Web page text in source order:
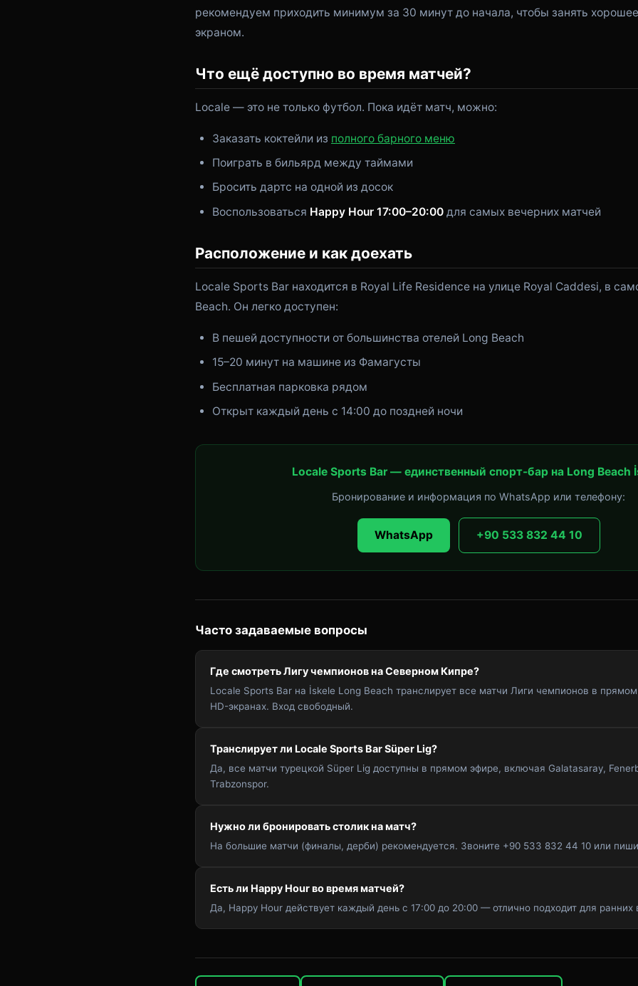
рекомендуем приходить минимум за 30 минут до начала, чтобы занять
экраном.
Что ещё доступно во время матчей?
Locale — это не только футбол. Пока идёт матч, можно:
Заказать коктейли из полного барного меню
Поиграть в бильярд между таймами
Бросить дартс на одной из досок
Воспользоваться Happy Hour 17:00–20:00 для самых вечерних матчей
Расположение и как доехать
Locale Sports Bar находится в Royal Life Residence на улице Royal Caddesi, в
Beach. Он легко доступен:
В пешей доступности от большинства отелей Long Beach
15–20 минут на машине из Фамагусты
Бесплатная парковка рядом
Открыт каждый день с 14:00 до поздней ночи
Locale Sports Bar — единственный спорт-бар на Long Beach
Бронирование и информация по WhatsApp или телефону:
WhatsApp +90 533 832 44 10
Часто задаваемые вопросы
Где смотреть Лигу чемпионов на Северном Кипре?
Locale Sports Bar на İskele Long Beach транслирует все матчи Лиги чемпионов в
HD-экранах. Вход свободный.
Транслирует ли Locale Sports Bar Süper Lig?
Да, все матчи турецкой Süper Lig доступны в прямом эфире, включая Galatasaray,
Trabzonspor.
Нужно ли бронировать столик на матч?
На большие матчи (финалы, дерби) рекомендуется. Звоните +90 533 832 44 10 или
Есть ли Happy Hour во время матчей?
Да, Happy Hour действует каждый день с 17:00 до 20:00 — отлично подходит для ранних